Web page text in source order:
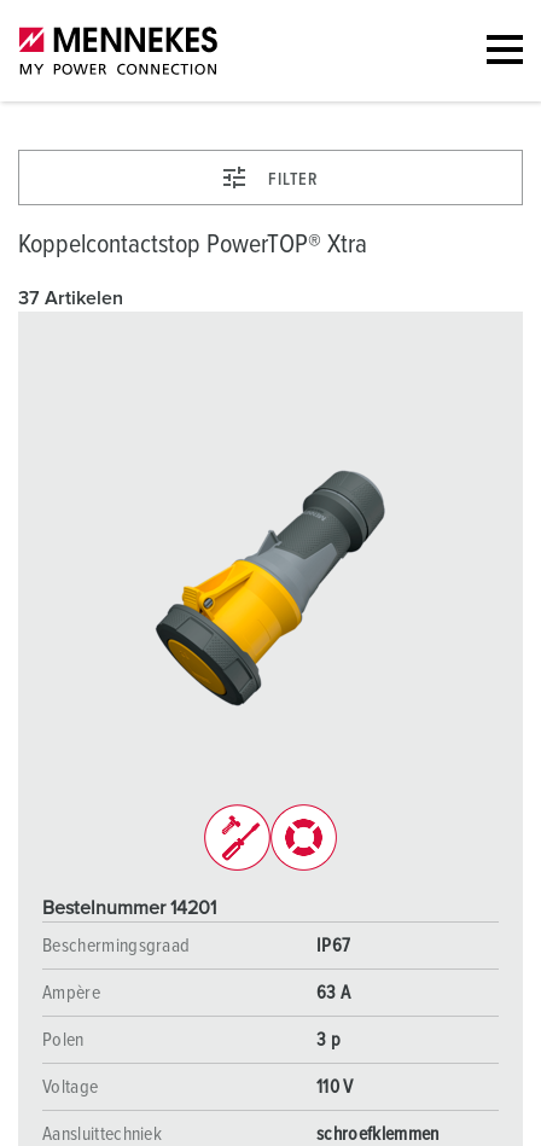
FILTER
Koppelcontactstop PowerTOP® Xtra
37 Artikelen
Bestelnummer 14201
Beschermingsgraad
IP67
Ampère 63 A
Polen 3 p
Voltage 110 V
Aansluittechniek schroefklemmen